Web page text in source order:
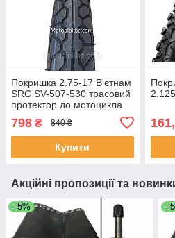
Покришка 2.75-17 В'єтнам
SRC SV-507-530 трасовий
протектор до мотоцикла
Альфа, Дельта, Мустанг
798 ₴ 840 ₴
Купити
Акційні пропозиції та
–5%